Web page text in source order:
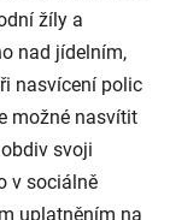
žíly a
nad jídelním,
nasvícení polic
možné nasvítit
svoji
v sociálně
uplatněním na